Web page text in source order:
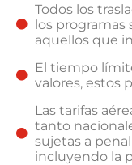
Todos los
los programas
aquellos que
El tiempo
valores, estos
Las tarifas
tanto
sujetas a
incluyendo la